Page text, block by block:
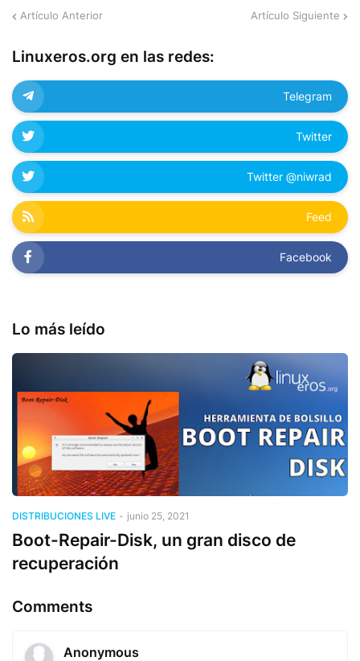
Artículo Anterior Artículo Siguiente
Linuxeros.org en las redes:
Telegram
Twitter
Twitter @niwrad
Feed
Facebook
Lo más leído
DISTRIBUCIONES LIVE - junio 25, 2021
Boot-Repair-Disk, un gran disco de
recuperación
Comments
Anonymous